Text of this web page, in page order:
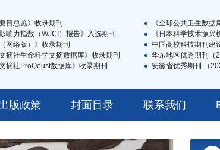
目总览》收录期刊
响力指数（WJCI）报告》入选期刊
网络版）》收录期刊
摘社生命科学文摘数据库》收录期刊
摘社ProQeust数据库》收录期刊
《全球公共卫生数据
《日本科学技术振
中国高校科技期刊建
华东地区优秀期刊（
安徽省优秀期刊 （
版政策 封面目录 联系我们